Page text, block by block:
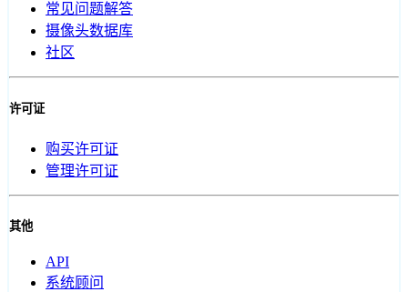
常见问题解答
摄像头数据库
社区
许可证
购买许可证
管理许可证
其他
API
系统顾问